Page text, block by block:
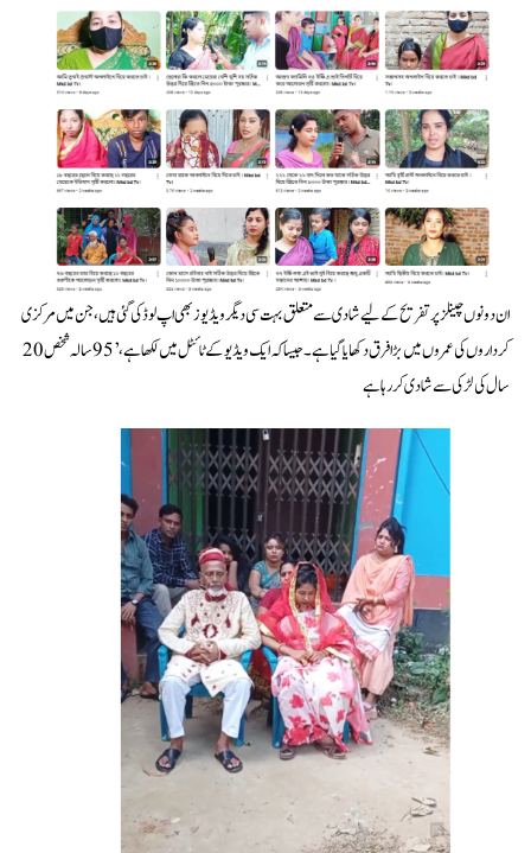
ان دونوں چینلز پر تفریح کے لیے شادی سے متعلق بہت سی دیگر ویڈیوز بھی اپ لوڈ کی گئی ہیں، جن میں مرکزی
کرداروں کی عمروں میں بڑا فرق دکھایا گیا ہے۔ جیسا کہ ایک ویڈیو کے ٹائٹل میں لکھا ہے، ’95 سالہ شخص 20
سال کی لڑکی سے شادی کر رہا ہے